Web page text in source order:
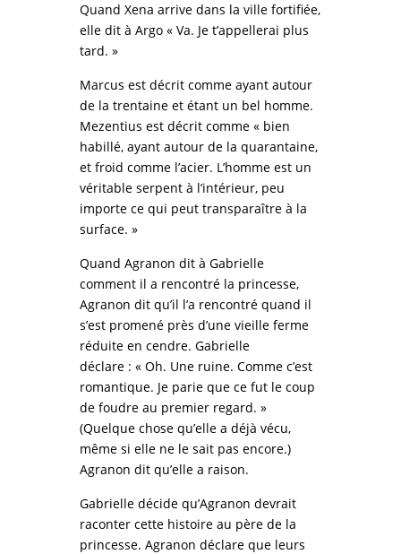
Quand Xena arrive dans la ville fortifiée,
elle dit à Argo « Va. Je t’appellerai plus
tard. »
Marcus est décrit comme ayant autour
de la trentaine et étant un bel homme.
Mezentius est décrit comme « bien
habillé, ayant autour de la quarantaine,
et froid comme l’acier. L’homme est un
véritable serpent à l’intérieur, peu
importe ce qui peut transparaître à la
surface. »
Quand Agranon dit à Gabrielle
comment il a rencontré la princesse,
Agranon dit qu’il l’a rencontré quand il
s’est promené près d’une vieille ferme
réduite en cendre. Gabrielle
déclare : « Oh. Une ruine. Comme c’est
romantique. Je parie que ce fut le coup
de foudre au premier regard. »
(Quelque chose qu’elle a déjà vécu,
même si elle ne le sait pas encore.)
Agranon dit qu’elle a raison.
Gabrielle décide qu’Agranon devrait
raconter cette histoire au père de la
princesse. Agranon déclare que leurs